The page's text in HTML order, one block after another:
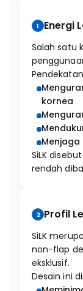
1 Energi
Salah satu
kornea
SiLK
rendah
2 Profil
SiLK
non-flap
eksklusif.
Desain ini